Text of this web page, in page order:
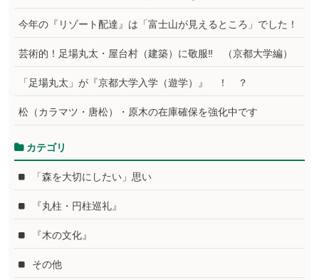
今年の『リゾート配達』は「富士山が見えるところ」でした！
芸術的！足場丸太・屋台村（建築）に敬服‼ （京都大学編）
「足場丸太」が『京都大学入学（遊学）』 ！ ？
松（カラマツ・唐松）・原木の在庫確保を強化中です
カテゴリ
「森を大切にしたい」思い
『丸柱・円柱巡礼』
『木の文化』
その他